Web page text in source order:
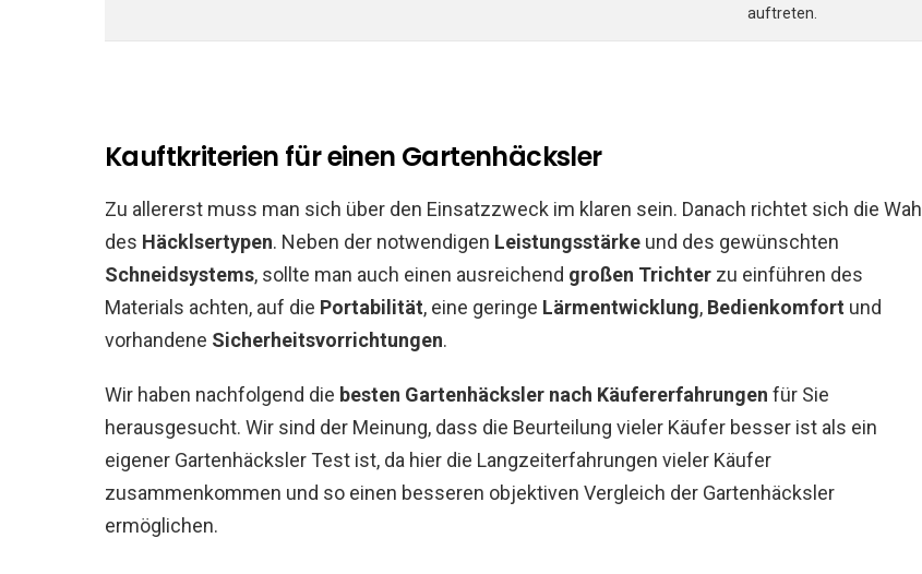
auftreten.
Kauftkriterien für einen Gartenhäcksler
Zu allererst muss man sich über den Einsatzzweck im klaren sein. Danach richtet sich die Wahl
des Häcklsertypen. Neben der notwendigen Leistungsstärke und des gewünschten
Schneidsystems, sollte man auch einen ausreichend großen Trichter zu einführen des
Materials achten, auf die Portabilität, eine geringe Lärmentwicklung, Bedienkomfort und
vorhandene Sicherheitsvorrichtungen.
Wir haben nachfolgend die besten Gartenhäcksler nach Käufererfahrungen für Sie
herausgesucht. Wir sind der Meinung, dass die Beurteilung vieler Käufer besser ist als ein
eigener Gartenhäcksler Test ist, da hier die Langzeiterfahrungen vieler Käufer
zusammenkommen und so einen besseren objektiven Vergleich der Gartenhäcksler
ermöglichen.